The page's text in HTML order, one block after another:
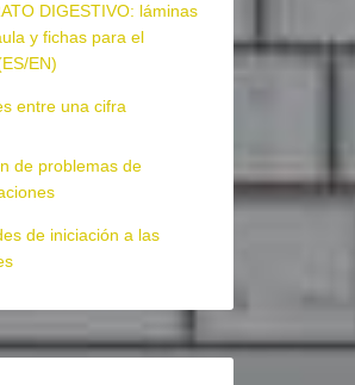
DIGESTIVO: láminas
y fichas para el
EN)
entre una cifra
de problemas de
de iniciación a las